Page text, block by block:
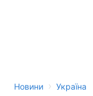
Новини › Україна